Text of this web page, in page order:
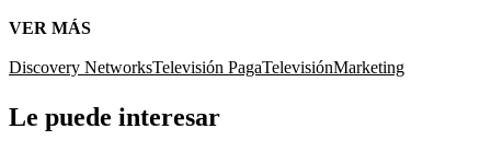
VER MÁS
Discovery NetworksTelevisión PagaTelevisiónMarketing
Le puede interesar